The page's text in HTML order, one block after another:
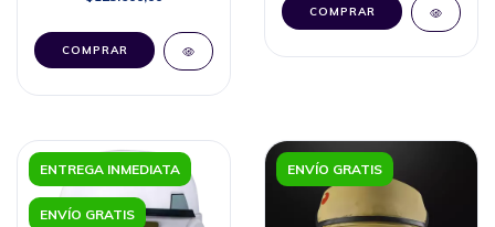
ENTREGA INMEDIATA
ENVÍO GRATIS
ENVÍO GRATIS